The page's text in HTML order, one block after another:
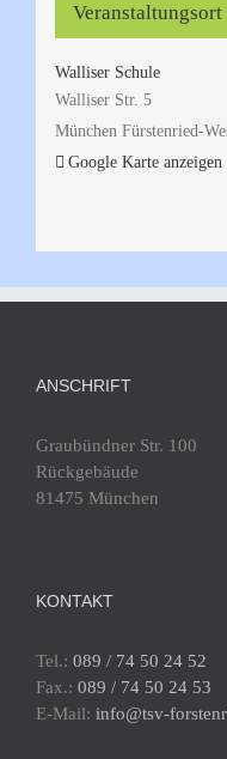
Veranstaltungsort
Walliser Schule
Walliser Str. 5
München Fürstenried-
Google Karte anzeigen
ANSCHRIFT
Graubündner Str. 100
Rückgebäude
81475 München
KONTAKT
Tel.: 089 / 74 50 24 52
Fax.: 089 / 74 50 24 53
E-Mail: info@tsv-